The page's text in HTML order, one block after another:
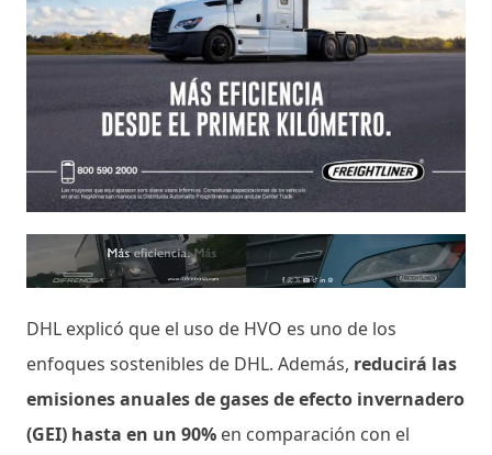
DHL explicó que el uso de HVO es uno de los
enfoques sostenibles de DHL. Además, reducirá las
emisiones anuales de gases de efecto invernadero
(GEI) hasta en un 90% en comparación con el